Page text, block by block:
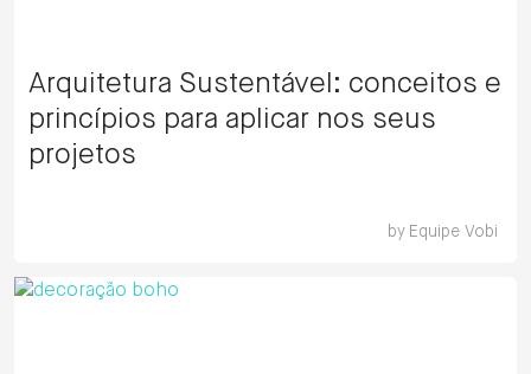
Arquitetura Sustentável: conceitos e
princípios para aplicar nos seus
projetos
by Equipe Vobi